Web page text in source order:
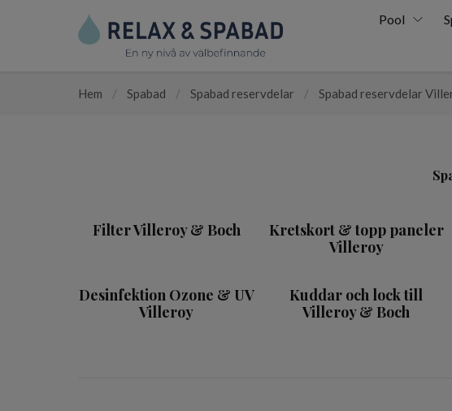
Pool
Hem / Spabad / Spabad reservdelar / Spabad reservdelar
Filter Villeroy & Boch
Kretskort & topp paneler
Villeroy
Desinfektion Ozone & UV
Villeroy
Kuddar och lock till
Villeroy & Boch